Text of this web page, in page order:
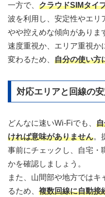
一方で、 クラウドSIMタイ
波を利用し、安定性やエリ
やや控えめな傾向がありま
速度重視か、エリア重視か
変わるため、 自分の使い方
対応エリアと回線の
どんなに速いWi-Fiでも、
ければ意味がありません。
事前にチェックし、自宅・
かを確認しましょう。
また、山間部や地方では
るため、 複数回線に自動接